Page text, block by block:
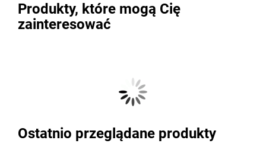
Produkty, które mogą Cię
zainteresować
Ostatnio przeglądane produkty